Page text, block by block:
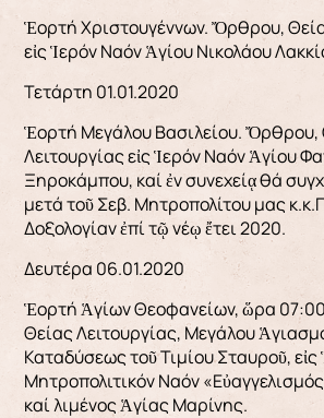
Ἑορτή Χριστουγέννων. Ὄρθρου,
εἰς Ἱερόν Ναόν Ἁγίου Νικολάου
Τετάρτη 01.01.2020
Ἑορτή Μεγάλου Βασιλείου. Ὄρθρου,
Λειτουργίας εἰς Ἱερόν Ναόν Ἁγίου
Ξηροκάμπου, καί ἐν συνεχείᾳ θά
μετά τοῦ Σεβ. Μητροπολίτου μας
Δοξολογίαν ἐπί τῷ νέῳ ἔτει 2020.
Δευτέρα 06.01.2020
Ἑορτή Ἁγίων Θεοφανείων, ὥρα
Θείας Λειτουργίας, Μεγάλου
Καταδύσεως τοῦ Τιμίου Σταυροῦ, εἰς
Μητροπολιτικόν Ναόν
καί λιμένος Ἁγίας Μαρίνης.